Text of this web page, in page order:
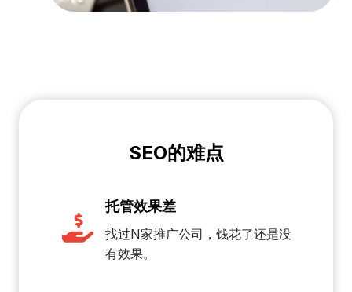
SEO的难点
托管效果差
找过N家推广公司，钱花了还是没
有效果。